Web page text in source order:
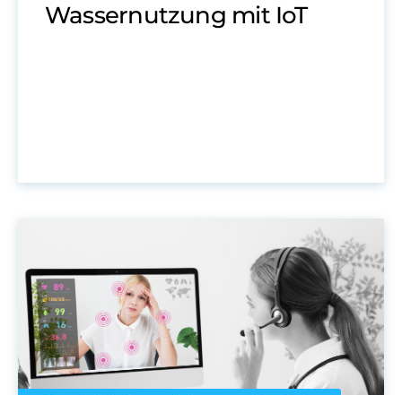
Wassernutzung mit IoT